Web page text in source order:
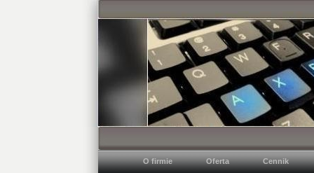
O firmie Oferta Cennik